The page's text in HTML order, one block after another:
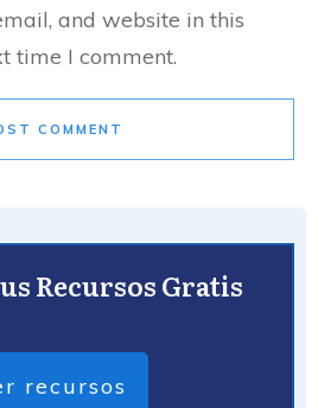
Recursos Gratis
recursos
and website in this
time I comment.
COMMENT